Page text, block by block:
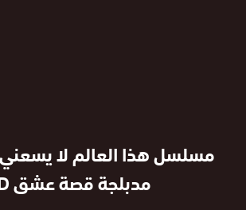
مدبلجة قصة عشق HD